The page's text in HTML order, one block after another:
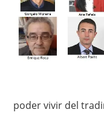
poder vivir del